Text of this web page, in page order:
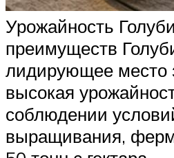
Урожайность
преимуществ
лидирующее место
высокая
соблюдении
выращивания,